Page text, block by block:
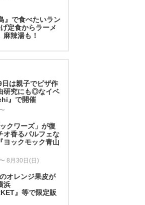
』で食べたいラン
定食からラーメ
麻辣湯も！
は親子でピザ作
研究にも◎なイベ
』で開催
クワーズ」が復
オ香るパルフェな
ヨックモック青山
8月30日(日)
オレンジ果皮が
浜
』等で限定販